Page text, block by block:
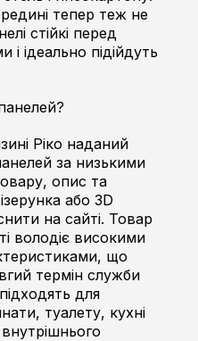
тепер теж не
стійкі перед
ідеально підійдуть
Ріко наданий
за низькими
опис та
або 3D
на сайті. Товар
володіє високими
що
термін служби
для
туалету, кухні